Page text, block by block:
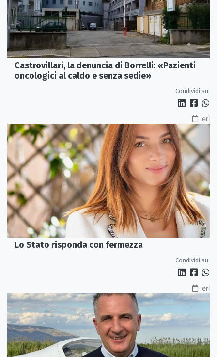
Castrovillari, la denuncia di Borrelli: «Pazienti
oncologici al caldo e senza sedie»
Condividi su:
Ieri
Lo Stato risponda con fermezza
Condividi su:
Ieri